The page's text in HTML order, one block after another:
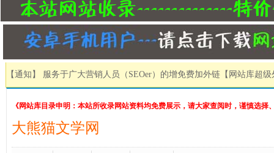
【通知】 服务于广大营销人员（SEOer）的增免费加外链 【网站库超
《网站库目录申明：本站所收录网站资料均免费展示，请大家查阅时，谨慎选择
大熊猫文学网